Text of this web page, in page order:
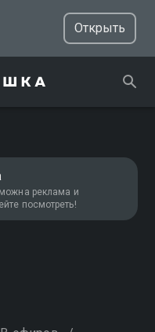
Открыть
реклама и
посмотреть!